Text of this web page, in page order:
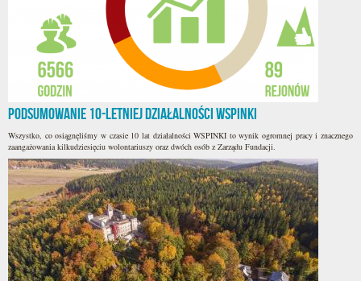
Podsumowanie 10-letniej działalności WSPINKI
Wszystko, co osiągnęliśmy w czasie 10 lat działalności WSPINKI to wynik ogromnej pracy i znacznego
zaangażowania kilkudziesięciu wolontariuszy oraz dwóch osób z Zarządu Fundacji.